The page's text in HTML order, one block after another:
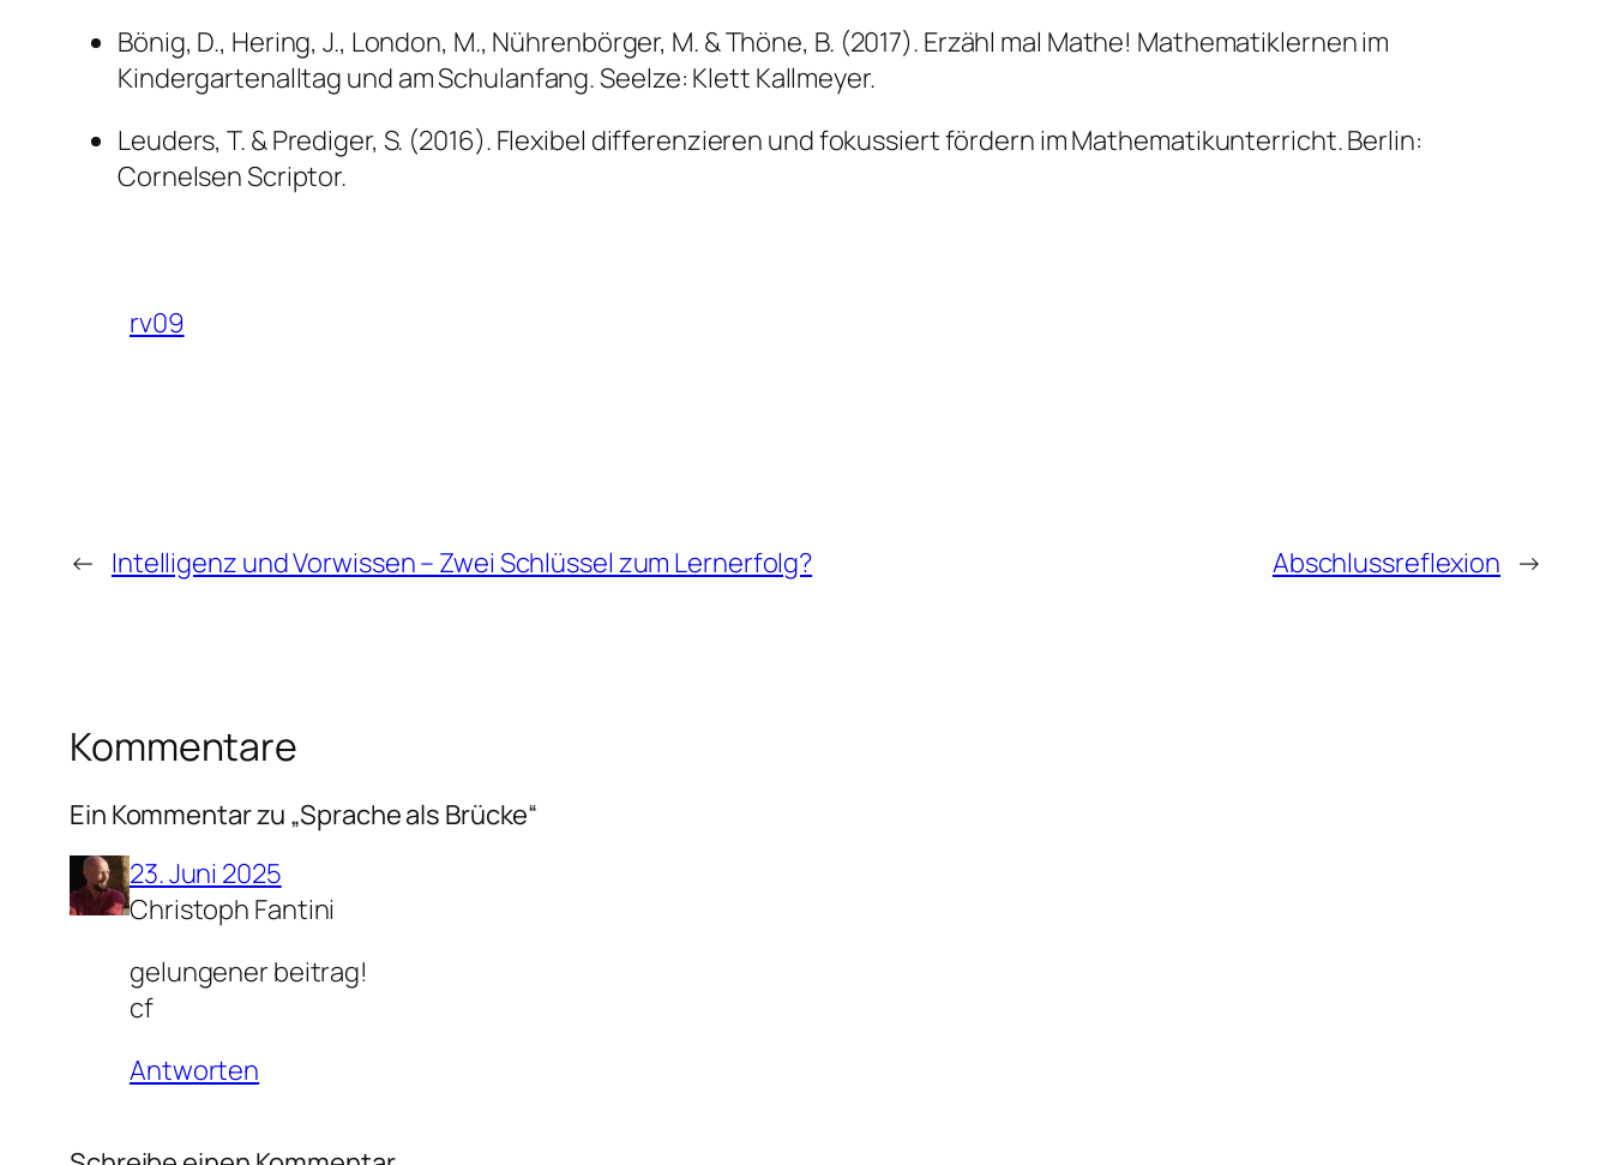
Bönig, D., Hering, J., London, M., Nührenbörger, M. & Thöne, B. (2017). Erzähl mal Mathe! Mathematiklernen im
Kindergartenalltag und am Schulanfang.Seelze: Klett Kallmeyer.
Leuders, T. & Prediger, S. (2016). Flexibel differenzieren und fokussiert fördern im Mathematikunterricht.Berlin:
Cornelsen Scriptor.
rv09
← Intelligenz und Vorwissen – Zwei Schlüssel zum Lernerfolg? Abschlussreflexion →
Kommentare
Ein Kommentar zu „Sprache als Brücke“
23. Juni 2025
Christoph Fantini
gelungener beitrag!
cf
Antworten